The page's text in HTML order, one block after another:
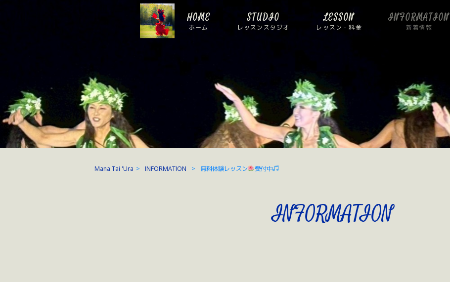
HOME
ホーム
STUDIO
レッスンスタジオ
LESSON
レッスン・料金
INFORMATION
新着情報
Mana Tai 'Ura > INFORMATION > 無料体験レッスン 受付中
INFORMATION